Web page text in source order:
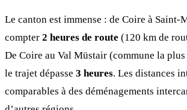
Le canton est immense : de Coire à
compter 2 heures de route (120 km de
De Coire au Val Müstair (commune la plus
le trajet dépasse 3 heures. Les distances
comparables à des déménagements